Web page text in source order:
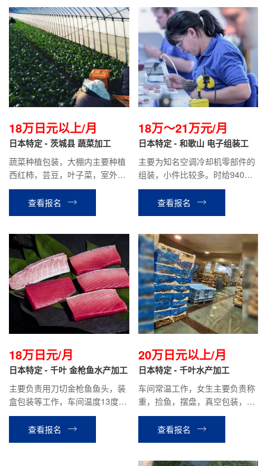
18万日元以上/月
日本特定 - 茨城县 蔬菜加工
蔬菜种植包装，大棚内主要种植
西红柿，芸豆，叶子菜，室外主
要种植大头菜，胡萝卜，秋葵等
蔬菜。查看报名
18万～21万元/月
日本特定 - 和歌山 电子组装工
主要为知名空调冷却机零部件的
组装，小件比较多。时给940日
元，平均到手工资：18万～21万
查看报名
18万日元/月
日本特定 - 千叶 金枪鱼水产加工
主要负责用刀切金枪鱼鱼头，装
盒包装等工作，车间温度13度左
右。时给1100日元，目前在职人
员平均到手工资：18万左右。
查看报名
20万日元以上/月
日本特定 - 千叶水产加工
车间常温工作，女生主要负责称
重，捡鱼，摆盘，真空包装，装
箱为主。男生主要负责刮鱼肠，
片鱼，切鱼片，贴标签，捆包为
主。时给1000日元，平均到手工
查看报名